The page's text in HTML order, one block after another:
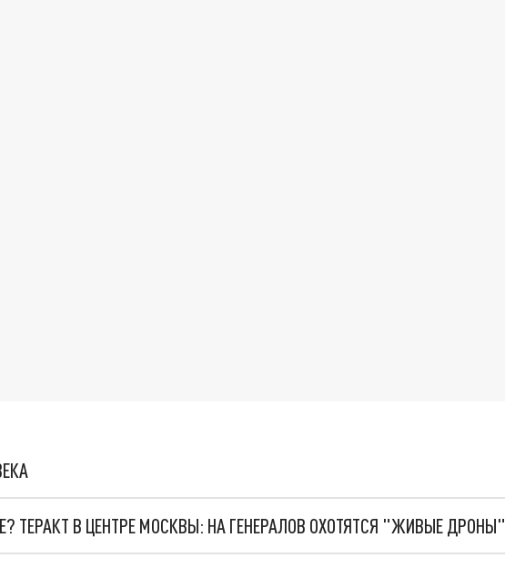
ТЕРАКТ В ЦЕНТРЕ МОСКВЫ: НА ГЕНЕРАЛОВ ОХОТЯТСЯ "ЖИВЫЕ ДРОНЫ"